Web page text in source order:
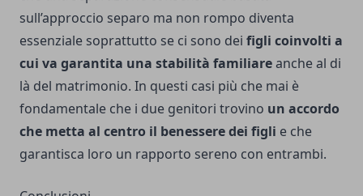
sull’approccio separo ma non rompo diventa
essenziale soprattutto se ci sono dei figli coinvolti a
cui va garantita una stabilità familiareanche al di
là del matrimonio. In questi casi più che mai è
fondamentale che i due genitori trovino un accordo
che metta al centro il benessere dei figli e che
garantisca loro un rapporto sereno con entrambi.